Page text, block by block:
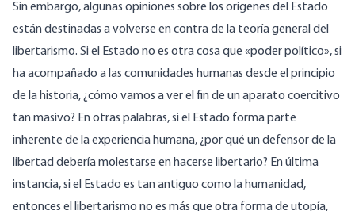
Sin embargo, algunas opiniones sobre los orígenes del Estado
están destinadas a volverse en contra de la teoría general del
libertarismo. Si el Estado no es otra cosa que «poder político», si
ha acompañado a las comunidades humanas desde el principio
de la historia, ¿cómo vamos a ver el fin de un aparato coercitivo
tan masivo? En otras palabras, si el Estado forma parte
inherente de la experiencia humana, ¿por qué un defensor de la
libertad debería molestarse en hacerse libertario? En última
instancia, si el Estado es tan antiguo como la humanidad,
entonces el libertarismo no es más que otra forma de utopía,